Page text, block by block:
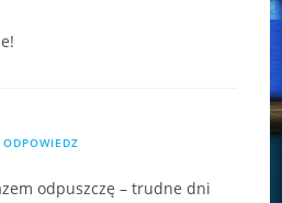
ODPOWIEDZ
odpuszczę – trudne dni